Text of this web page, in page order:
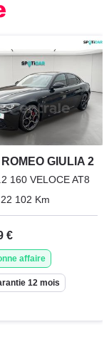
GIULIA 2
160 VELOCE AT8
22 102 Km
€
affaire
12 mois